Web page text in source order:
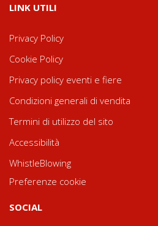
LINK UTILI
Privacy Policy
Cookie Policy
Privacy policy eventi e fiere
Condizioni generali di vendita
Termini di utilizzo del sito
Accessibilità
WhistleBlowing
Preferenze cookie
SOCIAL